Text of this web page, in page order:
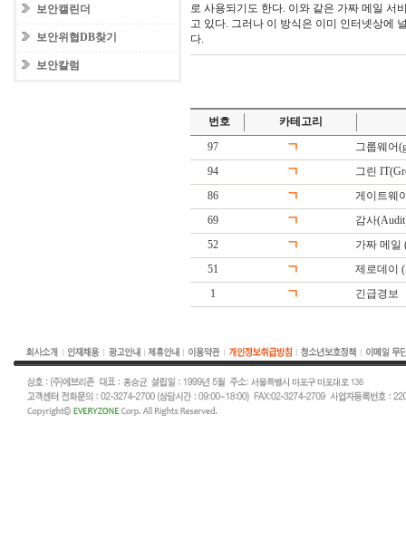
보안캘린더
보안위협DB찾기
보안칼럼
로 사용되기도 한다. 이와 같은 가짜 메일 서
고 있다. 그러나 이 방식은 이미 인터넷상에
다.
번호
카테고리
97
ㄱ
그룹웨어
94
ㄱ
그린
86
ㄱ
게이트웨
69
ㄱ
감사
52
ㄱ
가짜 메일
51
ㄱ
제로데이
1
ㄱ 긴급경보